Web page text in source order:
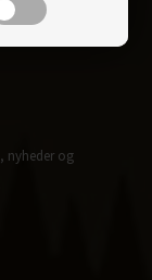
nyheder og